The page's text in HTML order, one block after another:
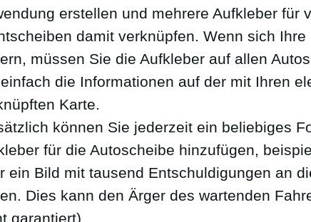
erstellen und mehrere Aufkleber für
damit verknüpfen. Wenn sich
müssen Sie die Aufkleber auf allen
die Informationen auf der mit Ihren
Karte.
können Sie jederzeit ein beliebiges
für die Autoscheibe hinzufügen,
ein Bild mit tausend Entschuldigungen an
Dies kann den Ärger des wartenden
garantiert).